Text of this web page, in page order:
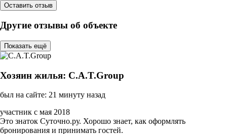
Оставить отзыв
Другие отзывы об объекте
Показать ещё
Хозяин жилья: C.A.T.Group
был на сайте: 21 минуту назад
участник с мая 2018
Это знаток Суточно.ру. Хорошо знает, как оформлять
бронирования и принимать гостей.